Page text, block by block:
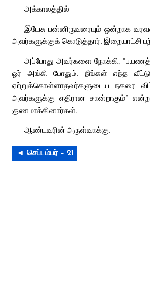
அக்காலத்தில்
இயேசு பன்னிருவரையும் ஒன்றாக
அவர்களுக்குக் கொடுத்தார். இறையாட்சி
அப்போது அவர்களை நோக்கி,
ஓர் அங்கி போதும். நீங்கள் எந்த
ஏற்றுக்கொள்ளாதவர்களுடைய நகரை
அவர்களுக்கு எதிரான சான்றாகும்”
குணமாக்கினார்கள்.
ஆண்டவரின் அருள்வாக்கு.
◄ செப்டம்பர் – 21